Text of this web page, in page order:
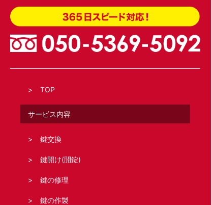
TOP
サービス内容
鍵交換
鍵開け(開錠)
鍵の修理
鍵の作製